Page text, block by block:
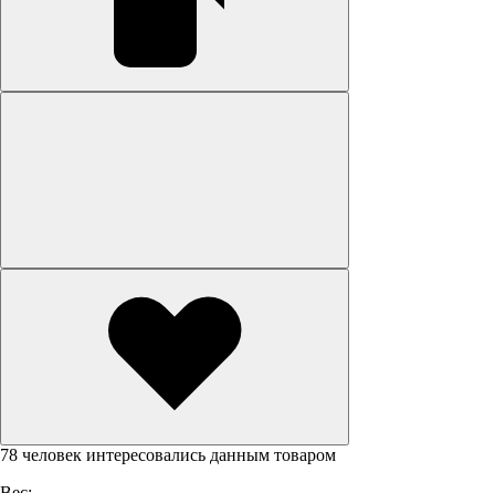
78 человек интересовались данным товаром